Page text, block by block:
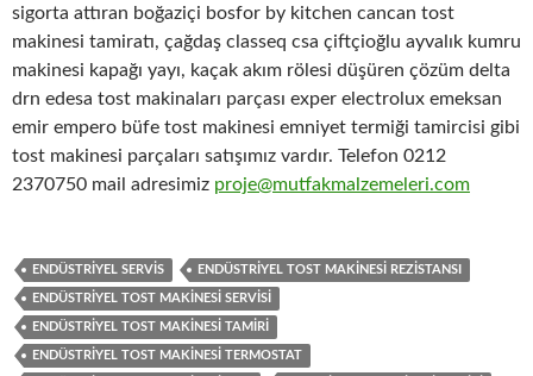
sigorta attıran boğaziçi bosfor by kitchen cancan tost
makinesi tamiratı, çağdaş classeq csa çiftçioğlu ayvalık kumru
makinesi kapağı yayı, kaçak akım rölesi düşüren çözüm delta
drn edesa tost makinaları parçası exper electrolux emeksan
emir empero büfe tost makinesi emniyet termiği tamircisi gibi
tost makinesi parçaları satışımız vardır. Telefon 0212
2370750 mail adresimiz proje@mutfakmalzemeleri.com
ENDÜSTRIYEL SERVIS ENDÜSTRIYEL TOST MAKINESI REZISTANSI
ENDÜSTRIYEL TOST MAKINESI SERVISI
ENDÜSTRIYEL TOST MAKINESI TAMIRI
ENDÜSTRIYEL TOST MAKINESI TERMOSTAT